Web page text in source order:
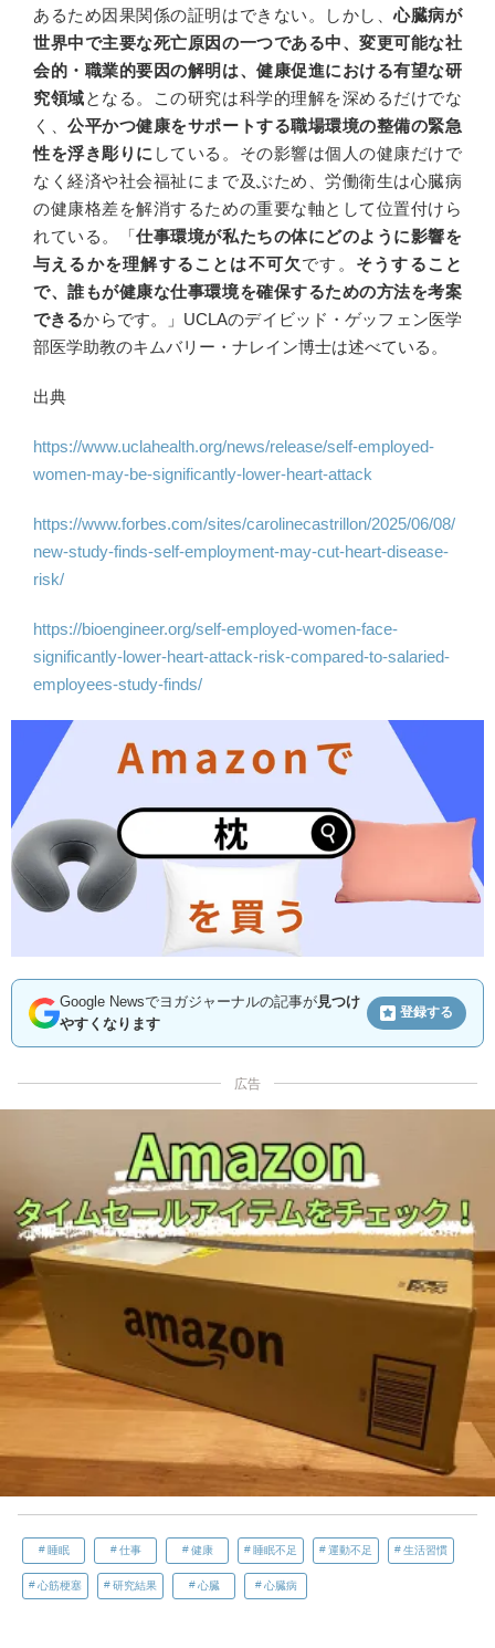
あるため因果関係の証明はできない。しかし、心臓病が
世界中で主要な死亡原因の一つである中、変更可能な社
会的・職業的要因の解明は、健康促進における有望な研
究領域となる。この研究は科学的理解を深めるだけでな
く、公平かつ健康をサポートする職場環境の整備の緊急
性を浮き彫りに している。その影響は個人の健康だけで
なく経済や社会福祉にまで及ぶため、労働衛生は心臓病
の健康格差を解消するための重要な軸として位置付けら
れている。「仕事環境が私たちの体にどのように影響を
与えるかを理解することは不可欠です。 そうすること
で、誰もが健康な仕事環境を確保するための方法を考案
できるからです。」UCLAのデイビッド・ゲッフェン医学
部医学助教のキムバリー・ナレイン博士は述べている。
出典
https://www.uclahealth.org/news/release/self-employed-
women-may-be-significantly-lower-heart-attack
https://www.forbes.com/sites/carolinecastrillon/2025/06/08/
new-study-finds-self-employment-may-cut-heart-disease-
risk/
https://bioengineer.org/self-employed-women-face-
significantly-lower-heart-attack-risk-compared-to-salaried-
employees-study-finds/
Google Newsでヨガジャーナルの記事が見つけ
やすくなります
登録する
広告
睡眠 仕事 健康 睡眠不足 運動不足 生活習慣
心筋梗塞 研究結果 心臓 心臓病